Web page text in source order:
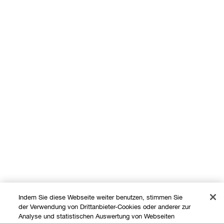
Indem Sie diese Webseite weiter benutzen, stimmen Sie
der Verwendung von Drittanbieter-Cookies oder anderer zur
Analyse und statistischen Auswertung von Webseiten